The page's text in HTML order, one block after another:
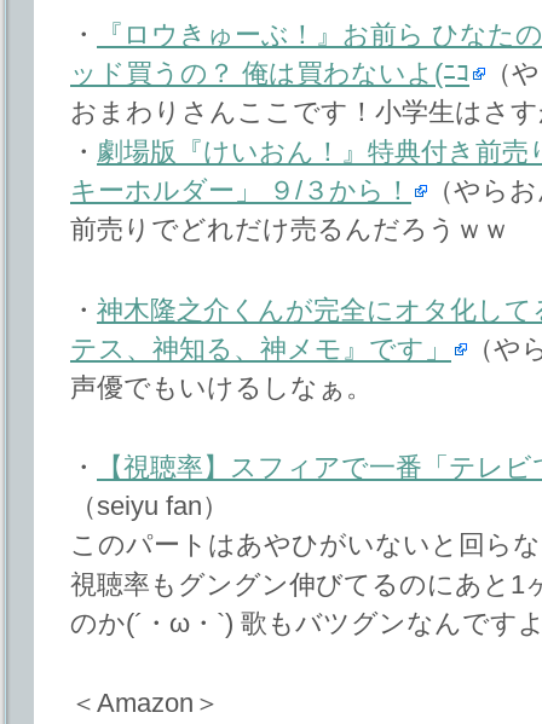
・
『ロウきゅーぶ！』お前ら ひなた
ッド買うの？ 俺は買わないよ(ﾆｺ
（
おまわりさんここです！小学生はさ
・ 劇場版『けいおん！』特典付き前
キーホルダー」 ９/３から！
（やら
前売りでどれだけ売るんだろうｗｗ
・ 神木隆之介くんが完全にオタ化し
テス、神知る、神メモ』です」
（や
声優でもいけるしなぁ。
・
【視聴率】スフィアで一番「テレ
（seiyu fan）
このパートはあやひがいないと回ら
視聴率もグングン伸びてるのにあと1
のか(´・ω・`) 歌もバツグンなんです
＜Amazon＞